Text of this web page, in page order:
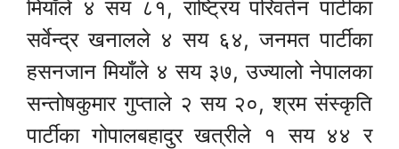
मियाँले ४ सय ८१, राष्ट्रिय परिवर्तन पार्टीका
सर्वेन्द्र खनालले ४ सय ६४, जनमत पार्टीका
हसनजान मियाँले ४ सय ३७, उज्यालो नेपालका
सन्तोषकुमार गुप्ताले २ सय २०, श्रम संस्कृति
पार्टीका गोपालबहादुर खत्रीले १ सय ४४ र